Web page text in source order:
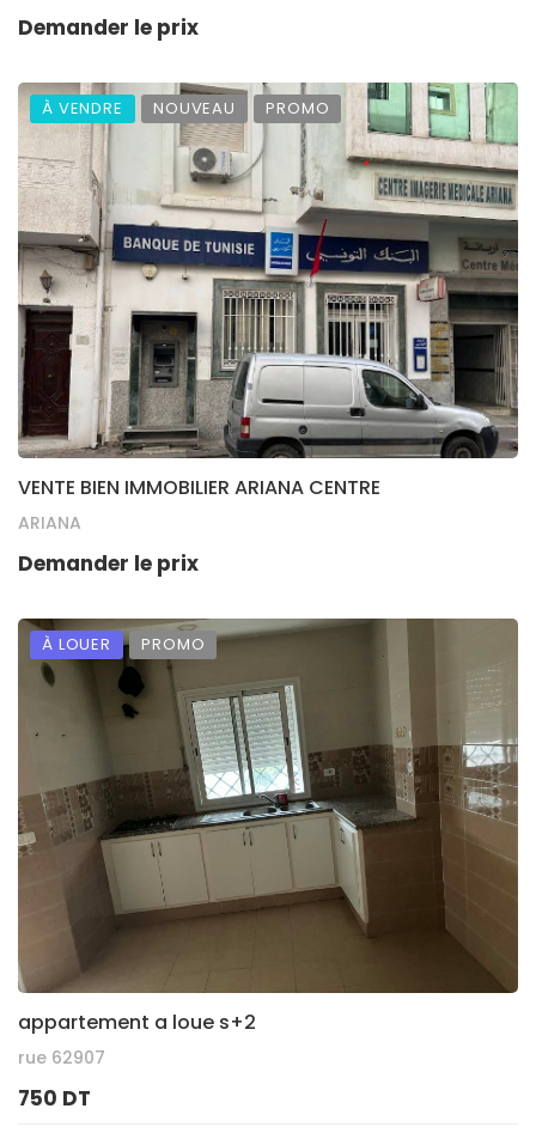
Demander le prix
À VENDRE NOUVEAU PROMO
VENTE BIEN IMMOBILIER ARIANA CENTRE
ARIANA
Demander le prix
À LOUER PROMO
appartement a loue s+2
rue 62907
750 DT